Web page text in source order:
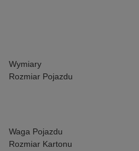
Wymiary
Rozmiar Pojazdu
Waga Pojazdu
Rozmiar Kartonu